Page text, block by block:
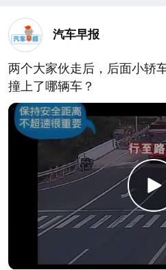
汽车早报
两个大家伙走后，后面小轿
撞上了哪辆车？